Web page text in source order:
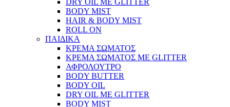
DRY OIL ΜΕ GLITTER
BODY MIST
HAIR & BODY MIST
ROLL ON
ΠΑΙΔΙΚΑ
ΚΡΕΜΑ ΣΩΜΑΤΟΣ
ΚΡΕΜΑ ΣΩΜΑΤΟΣ ΜΕ GLITTER
ΑΦΡΟΛΟΥΤΡΟ
BODY BUTTER
BODY OIL
DRY OIL ΜΕ GLITTER
BODY MIST